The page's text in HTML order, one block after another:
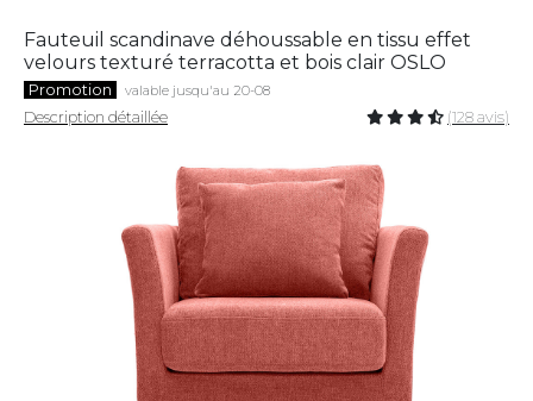
Fauteuil scandinave déhoussable en tissu effet
velours texturé terracotta et bois clair OSLO
Promotion valable jusqu'au 20-08
Description détaillée (128 avis)